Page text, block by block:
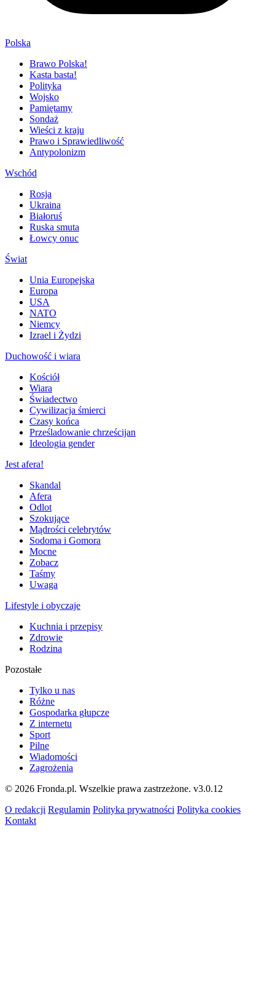
Polska
Brawo Polska!
Kasta basta!
Polityka
Wojsko
Pamiętamy
Sondaż
Wieści z kraju
Prawo i Sprawiedliwość
Antypolonizm
Wschód
Rosja
Ukraina
Białoruś
Ruska smuta
Łowcy onuc
Świat
Unia Europejska
Europa
USA
NATO
Niemcy
Izrael i Żydzi
Duchowość i wiara
Kościół
Wiara
Świadectwo
Cywilizacja śmierci
Czasy końca
Prześladowanie chrześcijan
Ideologia gender
Jest afera!
Skandal
Afera
Odlot
Szokujące
Mądrości celebrytów
Sodoma i Gomora
Mocne
Zobacz
Taśmy
Uwaga
Lifestyle i obyczaje
Kuchnia i przepisy
Zdrowie
Rodzina
Pozostałe
Tylko u nas
Różne
Gospodarka głupcze
Z internetu
Sport
Pilne
Wiadomości
Zagrożenia
© 2026 Fronda.pl. Wszelkie prawa zastrzeżone. v3.0.12
O redakcji Regulamin Polityka prywatności Polityka cookies
Kontakt